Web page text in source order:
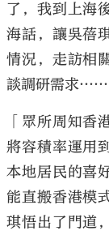
了，我到上海
海話，讓吳蓓
情況，走訪相
談調研需求……
「眾所周知香
將容積率運用
本地居民的喜
能直搬香港模
琪悟出了門道